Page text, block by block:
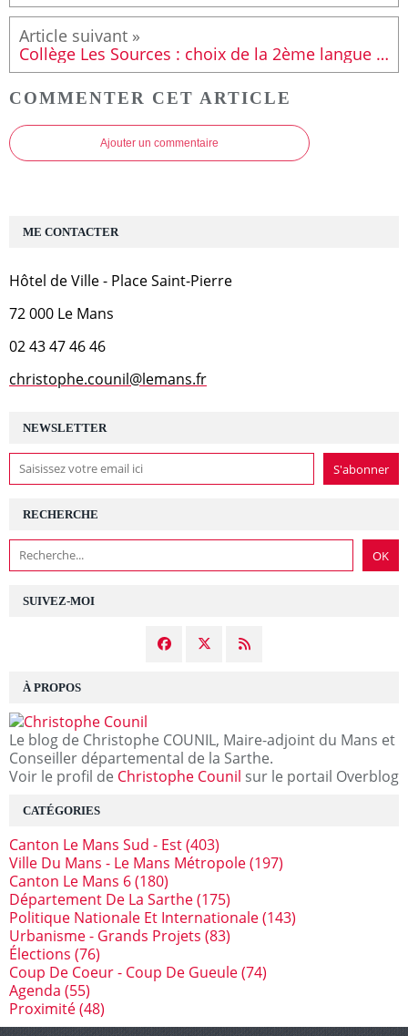
Collège Les Sources : choix de la 2ème langue désormais possible avec le retour de l'Allemand au sein de l'établissement.
COMMENTER CET ARTICLE
Ajouter un commentaire
NEWSLETTER
SUIVEZ-MOI
RECHERCHE
À PROPOS
Le blog de Christophe COUNIL, Maire-adjoint du Mans et
Conseiller départemental de la Sarthe.
Voir le profil de Christophe Counil sur le portail Overblog
CATÉGORIES
Canton Le Mans Sud - Est(403)
Ville Du Mans - Le Mans Métropole(197)
Canton Le Mans 6(180)
Département De La Sarthe(175)
Politique Nationale Et Internationale(143)
Urbanisme - Grands Projets (83)
Élections (76)
Coup De Coeur - Coup De Gueule(74)
Agenda (55)
Proximité(48)
ME CONTACTER
Hôtel de Ville - Place Saint-Pierre
72 000 Le Mans
02 43 47 46 46
christophe.counil@lemans.fr